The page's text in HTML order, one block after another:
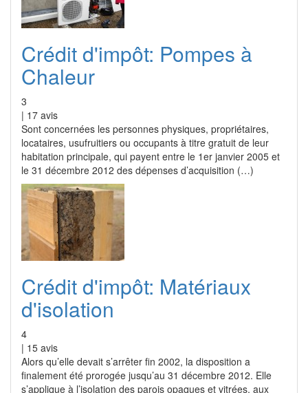
Crédit d'impôt: Pompes à
Chaleur
3
| 17 avis
Sont concernées les personnes physiques, propriétaires,
locataires, usufruitiers ou occupants à titre gratuit de leur
habitation principale, qui payent entre le 1er janvier 2005 et
le 31 décembre 2012 des dépenses d’acquisition (…)
Crédit d'impôt: Matériaux
d'isolation
4
| 15 avis
Alors qu’elle devait s’arrêter fin 2002, la disposition a
finalement été prorogée jusqu’au 31 décembre 2012. Elle
s’applique à l’isolation des parois opaques et vitrées, aux